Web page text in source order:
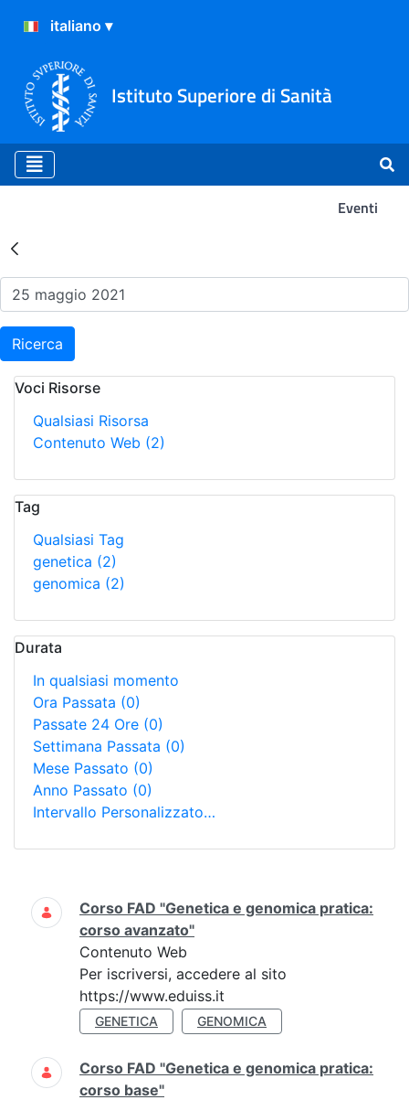
Istituto Superiore di Sanità
Eventi
Risultati della Ricerca -
Ricerca
Voci Risorse
Qualsiasi Risorsa
Contenuto Web (2)
Tag
Qualsiasi Tag
genetica (2)
genomica (2)
Durata
In qualsiasi momento
Ora Passata (0)
Passate 24 Ore (0)
Settimana Passata (0)
Mese Passato (0)
Anno Passato (0)
Intervallo Personalizzato…
Ricerca
Corso FAD "Genetica e genomica pratica:
corso avanzato"
Contenuto Web
Per iscriversi, accedere al sito
https://www.eduiss.it
GENETICA GENOMICA
Corso FAD "Genetica e genomica pratica:
corso base"